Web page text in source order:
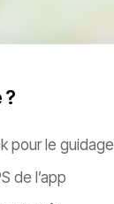
?
pour le guidage
de l’app